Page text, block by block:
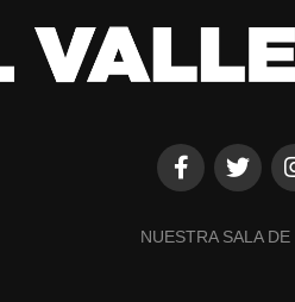
NUESTRA SALA